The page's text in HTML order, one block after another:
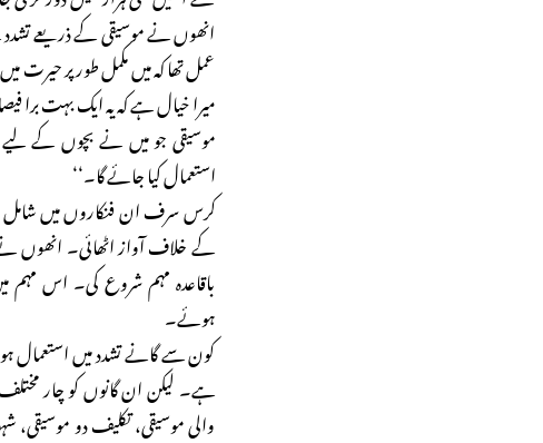
انھوں نے موسیقی کے ذریعے تشدد
عمل تھا کہ میں مکمل طور پر حیرت
میرا خیال ہے کہ یہ ایک بہت برا
موسیقی جو میں نے بچوں کے
استعمال کیا جائے گا۔‘‘
کرس سرف ان فنکاروں میں
کے خلاف آواز اٹھائی۔
باقاعدہ مہم شروع کی۔ اس مہم
ہوئے۔
کون سے گانے تشدد میں استعمال
ہے۔ لیکن ان گانوں کو چار
والی موسیقی، تکلیف دو موسیقی،